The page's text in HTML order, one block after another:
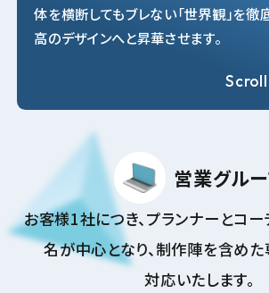
体を横断してもブレない「世界観」を徹
高のデザインへと昇華させます。
営業グル
お客様1社につき、プランナーとコ
名が中心となり、制作陣を含め
対応いたします。